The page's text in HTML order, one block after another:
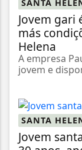
SANTA
Jovem gari
más
Helena
A empresa
jovem e
SANTA
Jovem